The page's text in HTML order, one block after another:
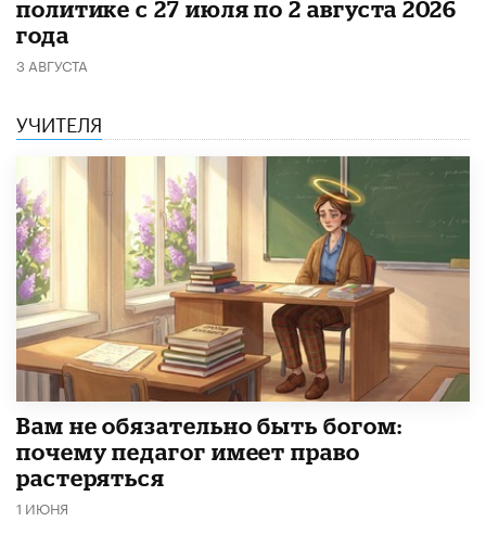
политике с 27 июля по 2 августа 2026
года
3 АВГУСТА
УЧИТЕЛЯ
​Вам не обязательно быть богом:
почему педагог имеет право
растеряться
1 ИЮНЯ